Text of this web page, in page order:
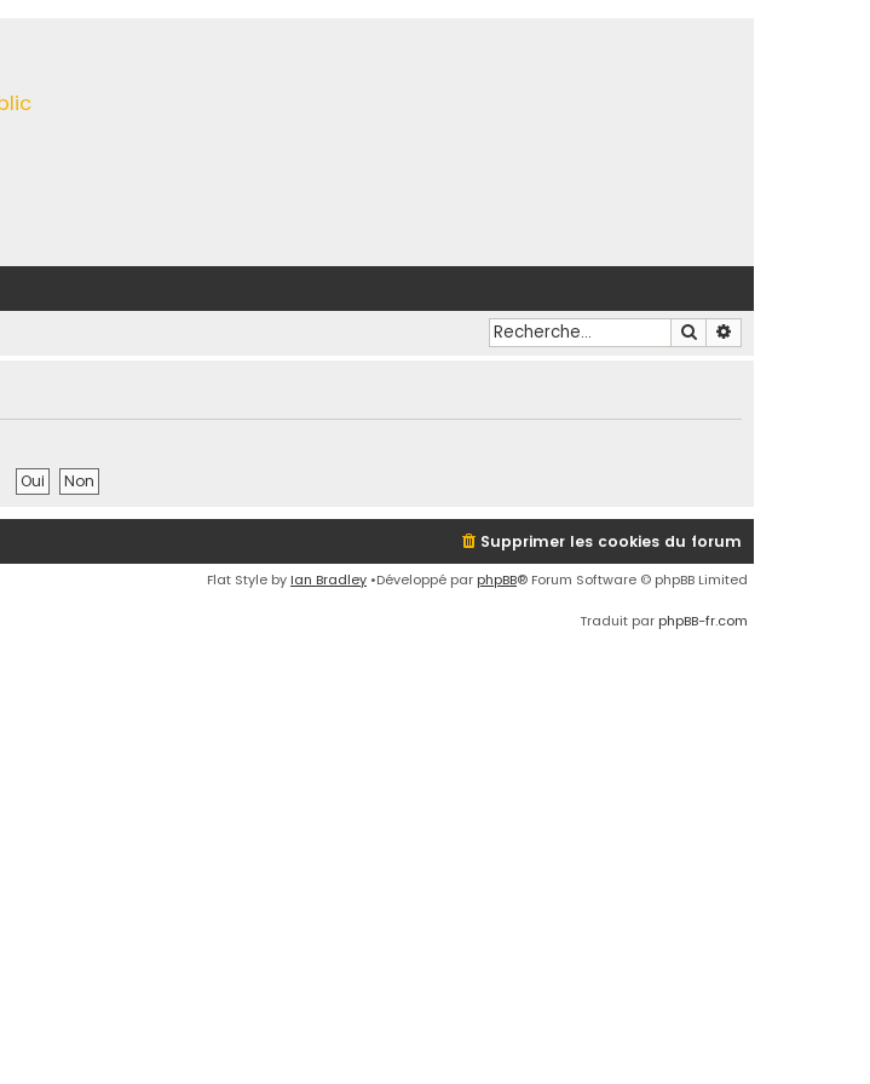
Rechercher
Supprimer les cookies du forum
Flat Style by Ian Bradley •Développé par phpBB® Forum Software © phpBB Limited
Traduit par phpBB-fr.com